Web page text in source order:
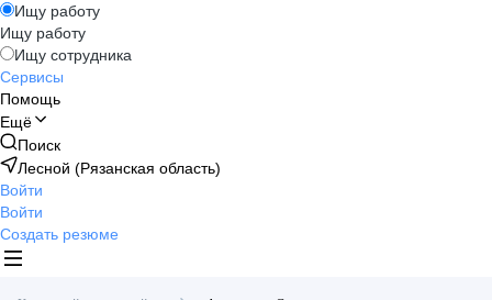
Ищу работу
Ищу работу
Ищу сотрудника
Сервисы
Помощь
Ещё
Поиск
Лесной (Рязанская область)
Войти
Войти
Создать резюме